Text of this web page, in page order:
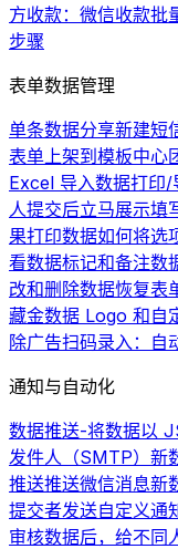
方收款：微信收款批
步骤
表单数据管理
单条数据分享新建短
表单上架到模板中心
Excel 导入数据打印/
人提交后立马展示填
果打印数据如何将选
看数据标记和备注数
改和删除数据恢复表
藏金数据 Logo 和自
除广告扫码录入：自
通知与自动化
数据推送-将数据以
发件人（SMTP） 新
推送推送微信消息新
提交者发送自定义通
审核数据后，给不同